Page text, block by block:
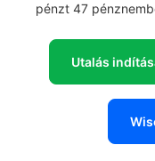
pénzt 47
Utalás